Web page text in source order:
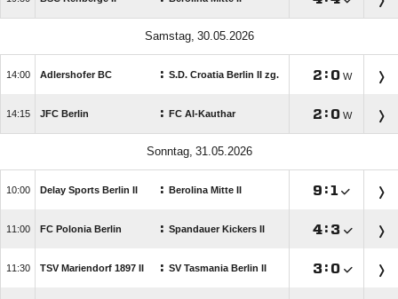
 
 Adlershofer BC : S.D. Croatia Berlin II zg.  : W
 JFC Berlin : FC Al-Kauthar  : W
 
 Delay Sports Berlin II : Berolina Mitte II  :
 FC Polonia Berlin : Spandauer Kickers II : 
 TSV Mariendorf 1897 II : SV Tasmania Berlin II : 